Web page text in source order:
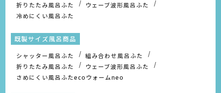
折りたたみ風呂ふた
ウェーブ波形風呂ふた
冷めにくい風呂ふた
既製サイズ風呂商品
シャッター風呂ふた
組み合わせ風呂ふた
折りたたみ風呂ふた
ウェーブ波形風呂ふた
さめにくい風呂ふたecoウォームneo